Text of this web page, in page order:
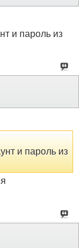
и пароль из
и пароль из